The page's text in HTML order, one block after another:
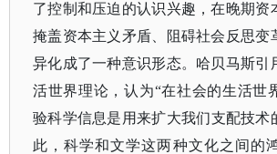
了控制和压迫的认识兴趣，在晚期资
掩盖资本主义矛盾、阻碍社会反思变
异化成了一种意识形态。哈贝马斯引
活世界理论，认为“在社会的生活世
验科学信息是用来扩大我们支配技
此，科学和文学这两种文化之间的